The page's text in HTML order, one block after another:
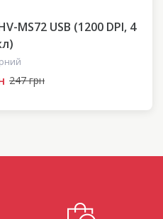
MS72 USB (1200 DPI, 4
247 грн